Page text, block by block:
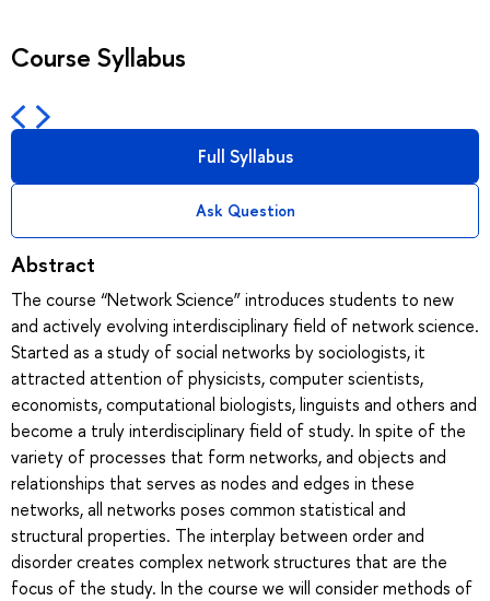
Course Syllabus
Full Syllabus
Ask Question
Abstract
The course “Network Science” introduces students to new
and actively evolving interdisciplinary field of network science.
Started as a study of social networks by sociologists, it
attracted attention of physicists, computer scientists,
economists, computational biologists, linguists and others and
become a truly interdisciplinary field of study. In spite of the
variety of processes that form networks, and objects and
relationships that serves as nodes and edges in these
networks, all networks poses common statistical and
structural properties. The interplay between order and
disorder creates complex network structures that are the
focus of the study. In the course we will consider methods of